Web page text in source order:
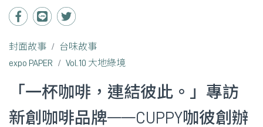
封面故事
台味故事
expo PAPER
Vol.10 大地綠境
「一杯咖啡，連結彼此。」專訪
新創咖啡品牌——CUPPY咖彼創辦